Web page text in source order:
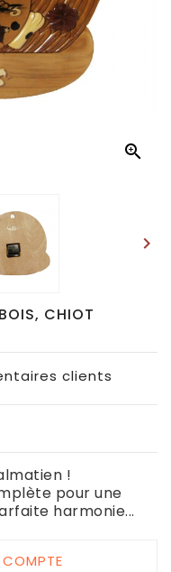


CHIOT
clients
!
pour une
harmonie...